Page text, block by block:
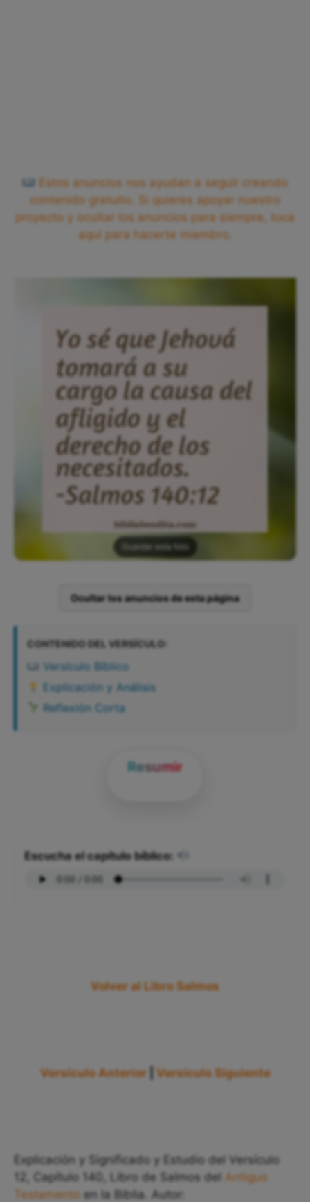
Estos anuncios nos ayudan a seguir creando
contenido gratuito. Si quieres apoyar nuestro
proyecto y ocultar los anuncios para siempre, toca
aquí para hacerte miembro.
Guardar esta foto
Ocultar los anuncios de esta página
CONTENIDO DEL VERSÍCULO:
Versículo Bíblico
Explicación y Análisis
Reflexión Corta
Resumir
Escucha el capítulo bíblico:
Volver al Libro Salmos
Versículo Anterior Versículo Siguiente
Explicación y Significado y Estudio del Versículo
12, Capítulo 140, Libro de Salmos del Antiguo
Testamento en la Biblia. Autor: